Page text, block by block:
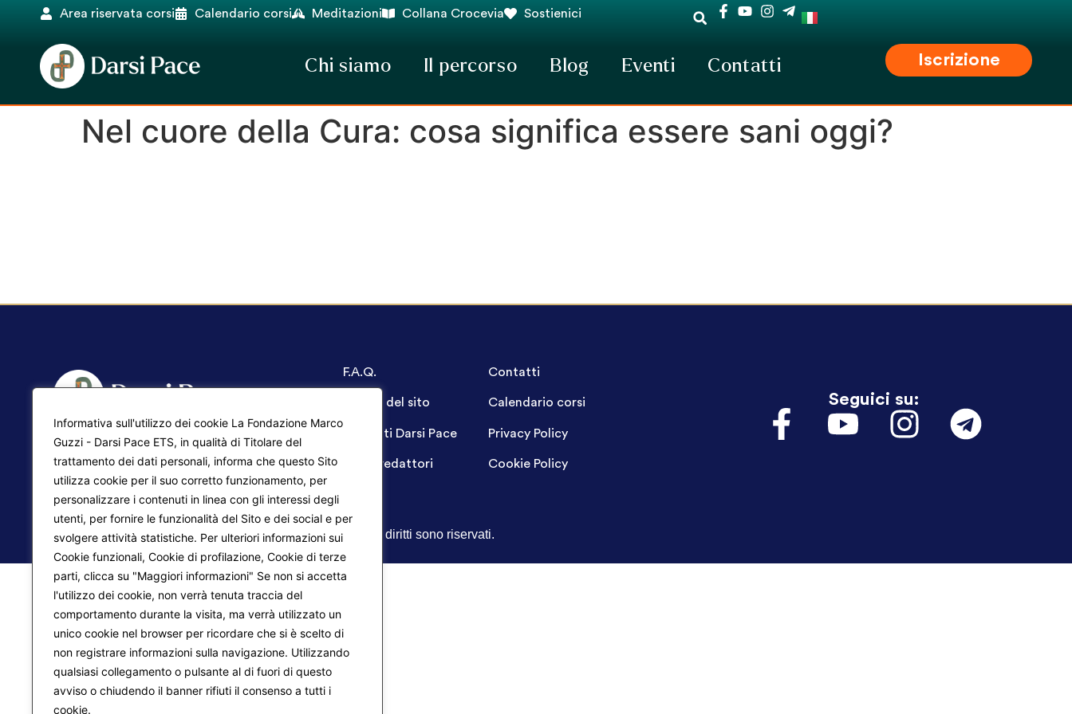
Informativa sull'utilizzo dei cookie La Fondazione Marco
Guzzi - Darsi Pace ETS, in qualità di Titolare del
trattamento dei dati personali, informa che questo Sito
utilizza cookie per il suo corretto funzionamento, per
personalizzare i contenuti in linea con gli interessi degli
utenti, per fornire le funzionalità del Sito e dei social e per
svolgere attività statistiche. Per ulteriori informazioni sui
Cookie funzionali, Cookie di profilazione, Cookie di terze
parti, clicca su "Maggiori informazioni" Se non si accetta
l'utilizzo dei cookie, non verrà tenuta traccia del
comportamento durante la visita, ma verrà utilizzato un
unico cookie nel browser per ricordare che si è scelto di
non registrare informazioni sulla navigazione. Utilizzando
qualsiasi collegamento o pulsante al di fuori di questo
avviso o chiudendo il banner rifiuti il consenso a tutti i
cookie.
Area riservata corsi Calendario corsi Meditazioni Collana Crocevia Sostienici
Chi siamo Il percorso Blog Eventi Contatti Iscrizione
Nel cuore della Cura: cosa significa essere sani oggi?
Liberazione interiore
Trasformazione del mondo
F.A.Q.
Mappa del sito
Progetti Darsi Pace
Login redattori
Contatti
Calendario corsi
Privacy Policy
Cookie Policy
Seguici su:
© 2026 Fondazione Marco Guzzi – Darsi Pace ETS . Tutti i diritti sono riservati.